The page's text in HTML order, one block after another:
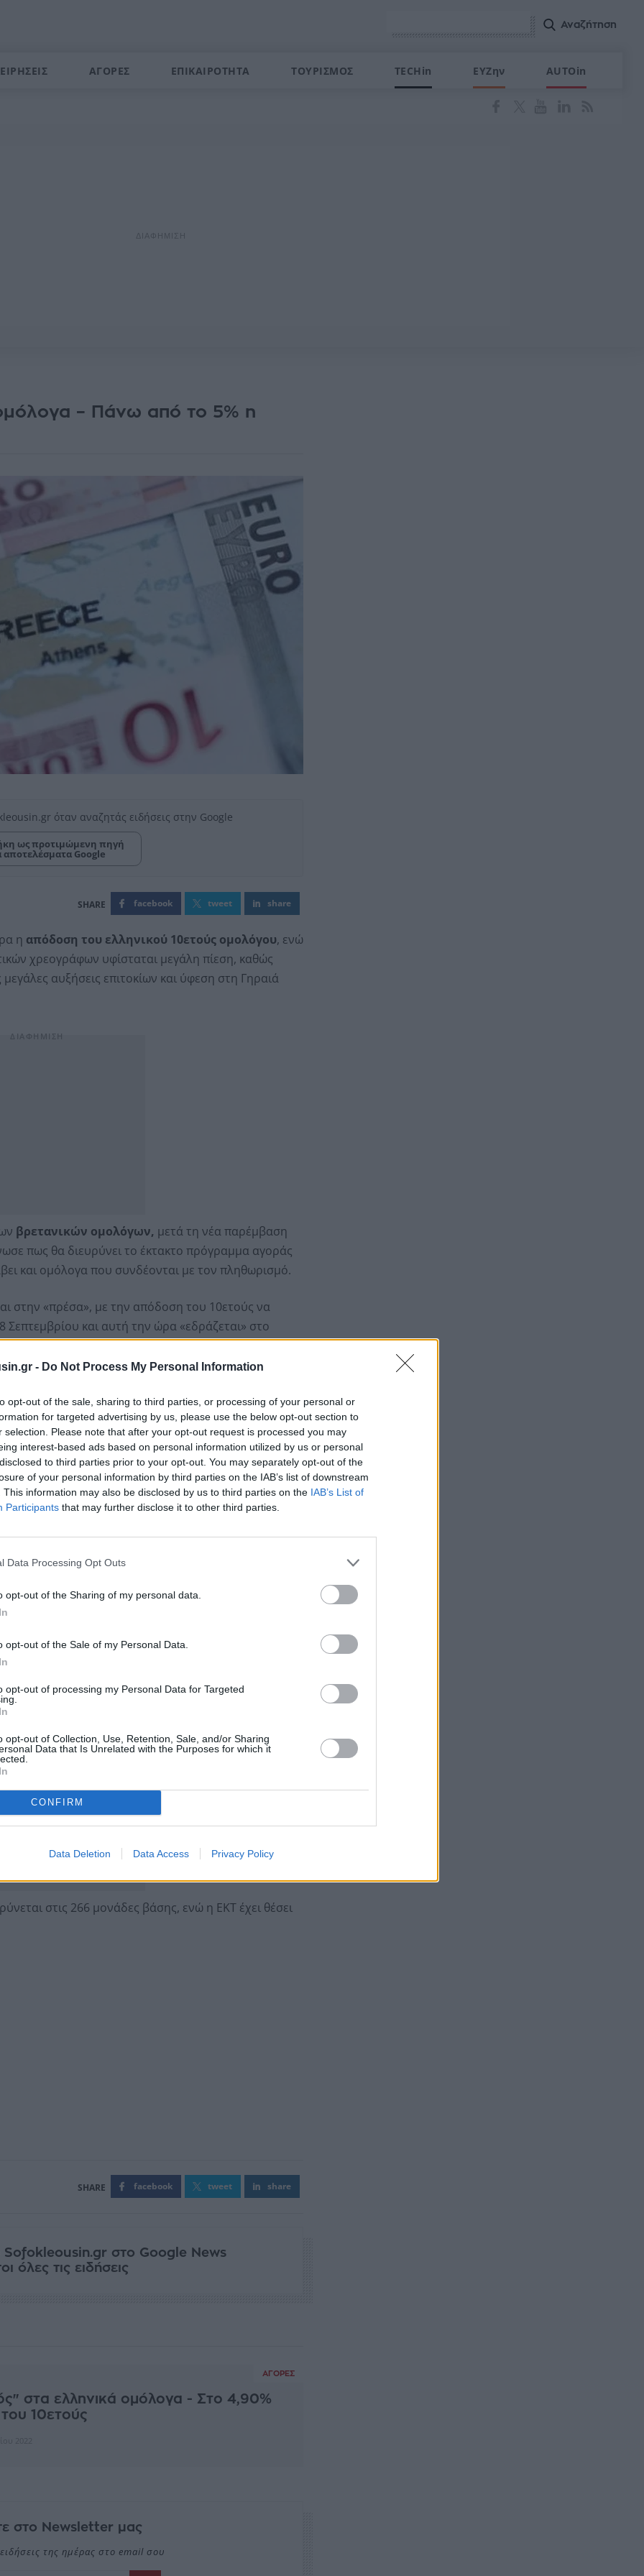
- Do Not Process My Personal Information
opt-out of the sale, sharing to third parties, or processing of your personal or
for targeted advertising by us, please use the below opt-out section to
selection. Please note that after your opt-out request is processed you may
interest-based ads based on personal information utilized by us or personal
to third parties prior to your opt-out. You may separately opt-out of the
of your personal information by third parties on the IAB’s list of downstream
This information may also be disclosed by us to third parties on the IAB’s List of
Participants that may further disclose it to other third parties.
Data Processing Opt Outs
opt-out of the Sharing of my personal data.
opt-out of the Sale of my Personal Data.
opt-out of processing my Personal Data for Targeted
opt-out of Collection, Use, Retention, Sale, and/or Sharing
Data that Is Unrelated with the Purposes for which it
CONFIRM
Data Deletion Data Access Privacy Policy
ΑΓΟΡΕΣ ΕΠΙΚΑΙΡΟΤΗΤΑ ΤΟΥΡΙΣΜΟΣ TECHin ΕΥΖην AUTOin
– Πάνω από το 5% η
όταν αναζητάς ειδήσεις στην Google
ως προτιμώμενη πηγή
αποτελέσματα Google
facebook tweet share
η απόδοση του ελληνικού 10ετούς ομολόγου, ενώ
χρεογράφων υφίσταται μεγάλη πίεση, καθώς
μεγάλες αυξήσεις επιτοκίων και ύφεση στη Γηραιά
βρετανικών ομολόγων, μετά τη νέα παρέμβαση
πως θα διευρύνει το έκτακτο πρόγραμμα αγοράς
και ομόλογα που συνδέονται με τον πληθωρισμό.
στην «πρέσα», με την απόδοση του 10ετούς να
Σεπτεμβρίου και αυτή την ώρα «εδράζεται» στο
με τις πλατφόρμες διεθνών συναλλαγών, έφτασε
των ευρωπαϊκών ομολόγων. Η απόδοση του
αντίστοιχου γερμανικού στο 2,35% και τώρα
στις 266 μονάδες βάσης, ενώ η ΕΚΤ έχει θέσει
facebook tweet share
Sofokleousin.gr στο Google News
όλες τις ειδήσεις
ΑΓΟΡΈΣ
στα ελληνικά ομόλογα - Στο 4,90%
10ετούς
στο Newsletter μας
της ημέρας στο email σου